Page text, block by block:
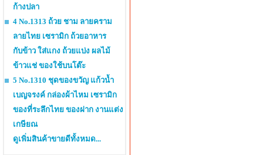
ก้างปลา
4 No.1313 ถ้วย ชาม ลายคราม
ลายไทย เซรามิก ถ้วยอาหาร
กับข้าว ใส่แกง ถ้วยแบ่ง ผลไม้
ข้าวแช่ ของใช้บนโต๊ะ
5 No.1310 ชุดของขวัญ แก้วน้ำ
เบญจรงค์ กล่องผ้าไหม เซรามิก
ของที่ระลึกไทย ของฝาก งานแต่ง
เกษียณ
ดูเพิ่มสินค้าขายดีทั้งหมด...